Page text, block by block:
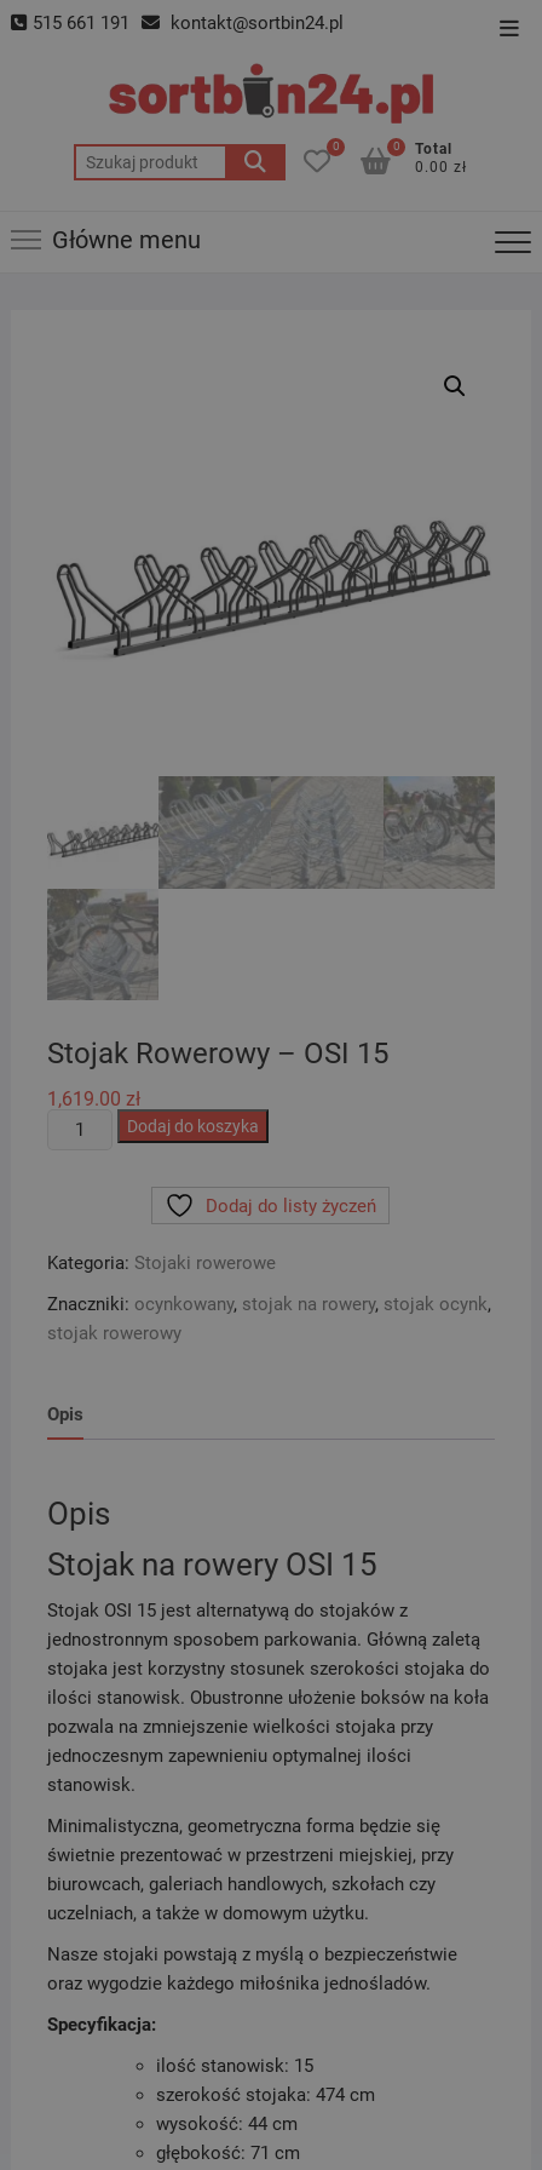
Skip 515 661 191 kontakt@sortbin24.pl
Szukaj:
0
Total
0.00 zł
0
Główne menu
Stojak Rowerowy – OSI 15
1,619.00 zł
ilość
15
Dodaj do koszyka
Dodaj do listy życzeń
Kategoria: Stojaki rowerowe
Znaczniki: ocynkowany, stojak na rowery, stojak ocynk,
stojak rowerowy
Opis
Opis
Stojak na rowery OSI 15
Stojak OSI 15 jest alternatywą do stojaków z
jednostronnym sposobem parkowania. Główną zaletą
stojaka jest korzystny stosunek szerokości stojaka do
ilości stanowisk. Obustronne ułożenie boksów na koła
pozwala na zmniejszenie wielkości stojaka przy
jednoczesnym zapewnieniu optymalnej ilości
stanowisk.
Minimalistyczna, geometryczna forma będzie się
świetnie prezentować w przestrzeni miejskiej, przy
biurowcach, galeriach handlowych, szkołach czy
uczelniach, a także w domowym użytku.
Nasze stojaki powstają z myślą o bezpieczeństwie
oraz wygodzie każdego miłośnika jednośladów.
Specyfikacja:
ilość stanowisk: 15
szerokość stojaka: 474 cm
wysokość: 44 cm
głębokość: 71 cm